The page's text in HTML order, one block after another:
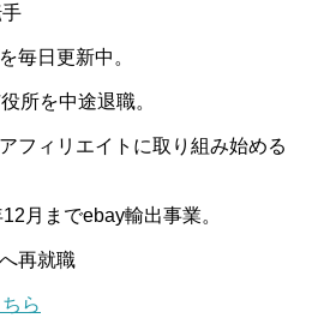
毎日更新中。
所を中途退職。
フィリエイトに取り組み始める
月までebay輸出事業。
再就職
ら